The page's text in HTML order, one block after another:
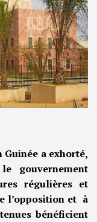
Guinée a exhorté,
gouvernement
régulières et
l’opposition et à
bénéficient